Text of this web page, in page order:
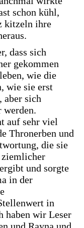
schon kühl,
kitzeln ihre
dass sich
gekommen
wie die
wie sie erst
aber sich
werden.
auf sehr viel
Thronerben und
die sie
ziemlicher
und sorgte
in der
in
haben wir Leser